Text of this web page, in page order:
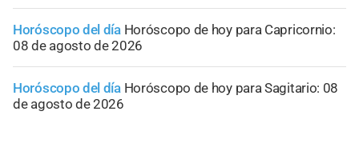
Horóscopo del día Horóscopo de hoy para Capricornio:
08 de agosto de 2026
Horóscopo del día Horóscopo de hoy para Sagitario: 08
de agosto de 2026